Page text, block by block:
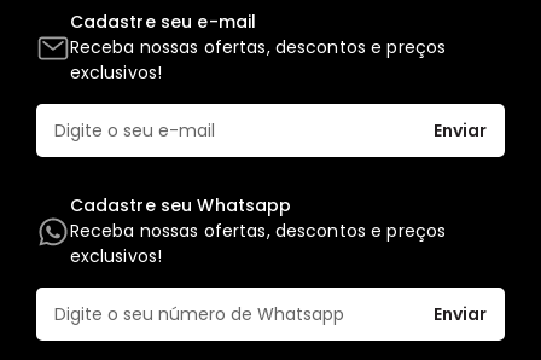
FRONTIER
NGK
FAMA
L200
Triton
e
Dakar
Pajero
TR4
Cadastre seu e-mail
Receba nossas ofertas, descontos e preços
exclusivos!
Enviar
Cadastre seu Whatsapp
Receba nossas ofertas, descontos e preços
exclusivos!
Enviar